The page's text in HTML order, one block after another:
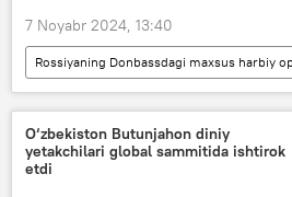
7 Noyabr 2024, 13:40
Dunyo yangiliklari
Dunyoda
AQSh
Ukraina
O‘zbekiston Butunjahon diniy
yetakchilari global sammitida ishtirok
etdi